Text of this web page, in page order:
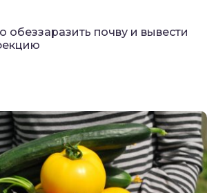
обеззаразить почву и вывести